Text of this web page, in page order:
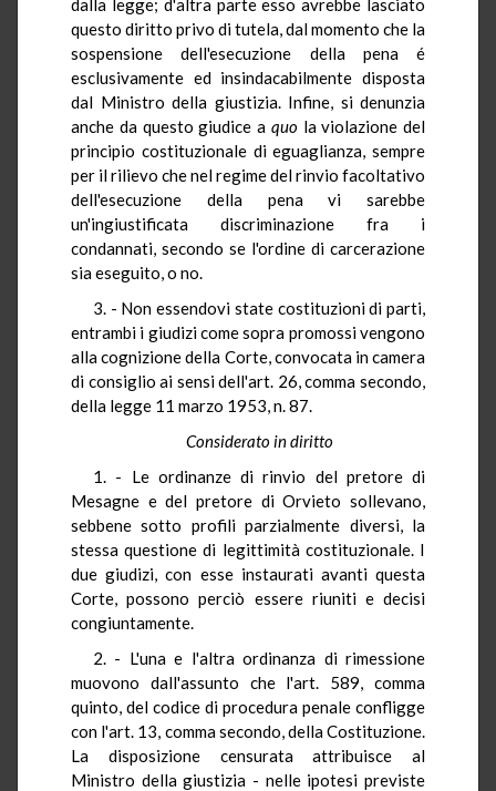
dalla legge; d'altra parte esso avrebbe lasciato
questo diritto privo di tutela, dal momento che la
sospensione dell'esecuzione della pena é
esclusivamente ed insindacabilmente disposta
dal Ministro della giustizia. Infine, si denunzia
anche da questo giudice a quola violazione del
principio costituzionale di eguaglianza, sempre
per il rilievo che nel regime del rinvio facoltativo
dell'esecuzione della pena vi sarebbe
un'ingiustificata discriminazione fra i
condannati, secondo se l'ordine di carcerazione
sia eseguito, o no.
3. - Non essendovi state costituzioni di parti,
entrambi i giudizi come sopra promossi vengono
alla cognizione della Corte, convocata in camera
di consiglio ai sensi dell'art. 26, comma secondo,
della legge 11 marzo 1953, n. 87.
Considerato in diritto
1. - Le ordinanze di rinvio del pretore di
Mesagne e del pretore di Orvieto sollevano,
sebbene sotto profili parzialmente diversi, la
stessa questione di legittimità costituzionale. I
due giudizi, con esse instaurati avanti questa
Corte, possono perciò essere riuniti e decisi
congiuntamente.
2. - L'una e l'altra ordinanza di rimessione
muovono dall'assunto che l'art. 589, comma
quinto, del codice di procedura penale confligge
con l'art. 13, comma secondo, della Costituzione.
La disposizione censurata attribuisce al
Ministro della giustizia - nelle ipotesi previste